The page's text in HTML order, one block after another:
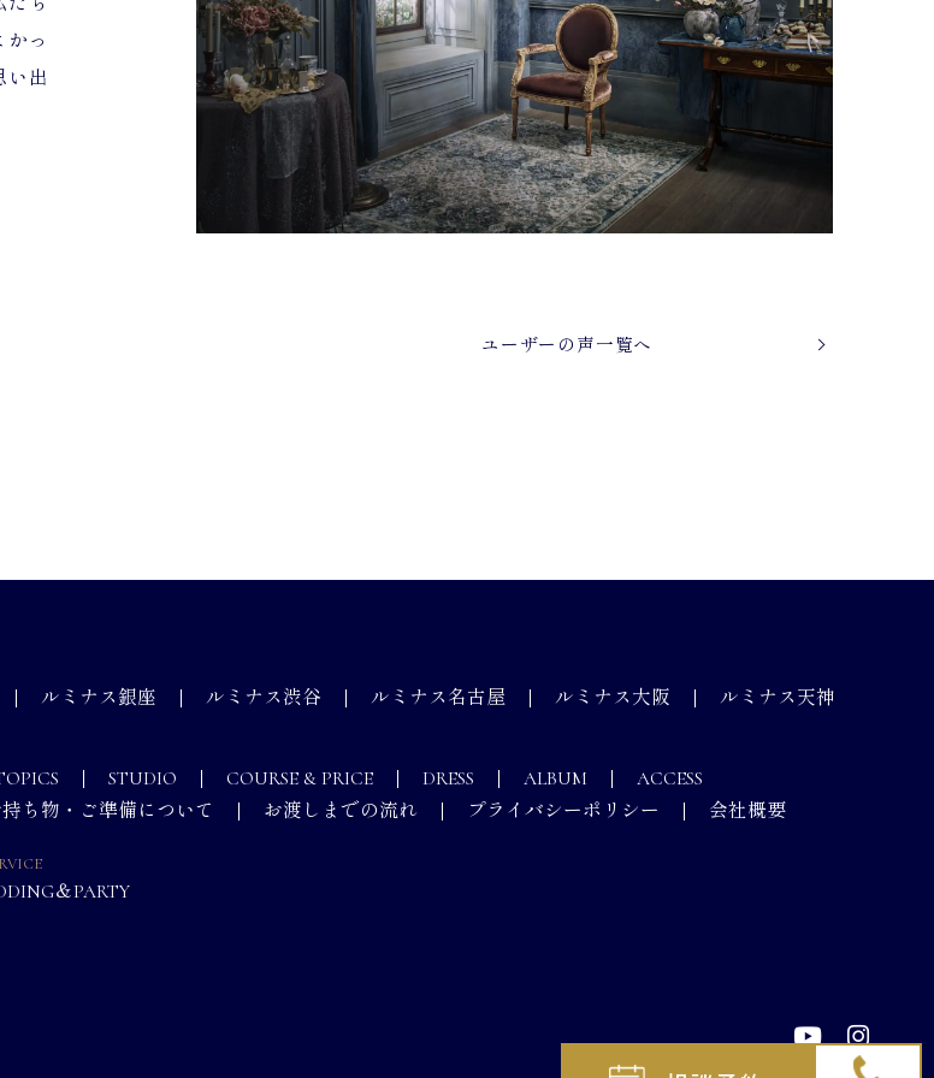
っ
い出
ユーザーの声一覧へ
ルミナス銀座 ルミナス渋谷 ルミナス名古屋 ルミナス大阪 ルミナス天神
STUDIO COURSE & PRICE DRESS ALBUM
ACCESS
ち物・ご準備について お渡しまでの流れ プライバシーポリシー 会社概要
＆PARTY